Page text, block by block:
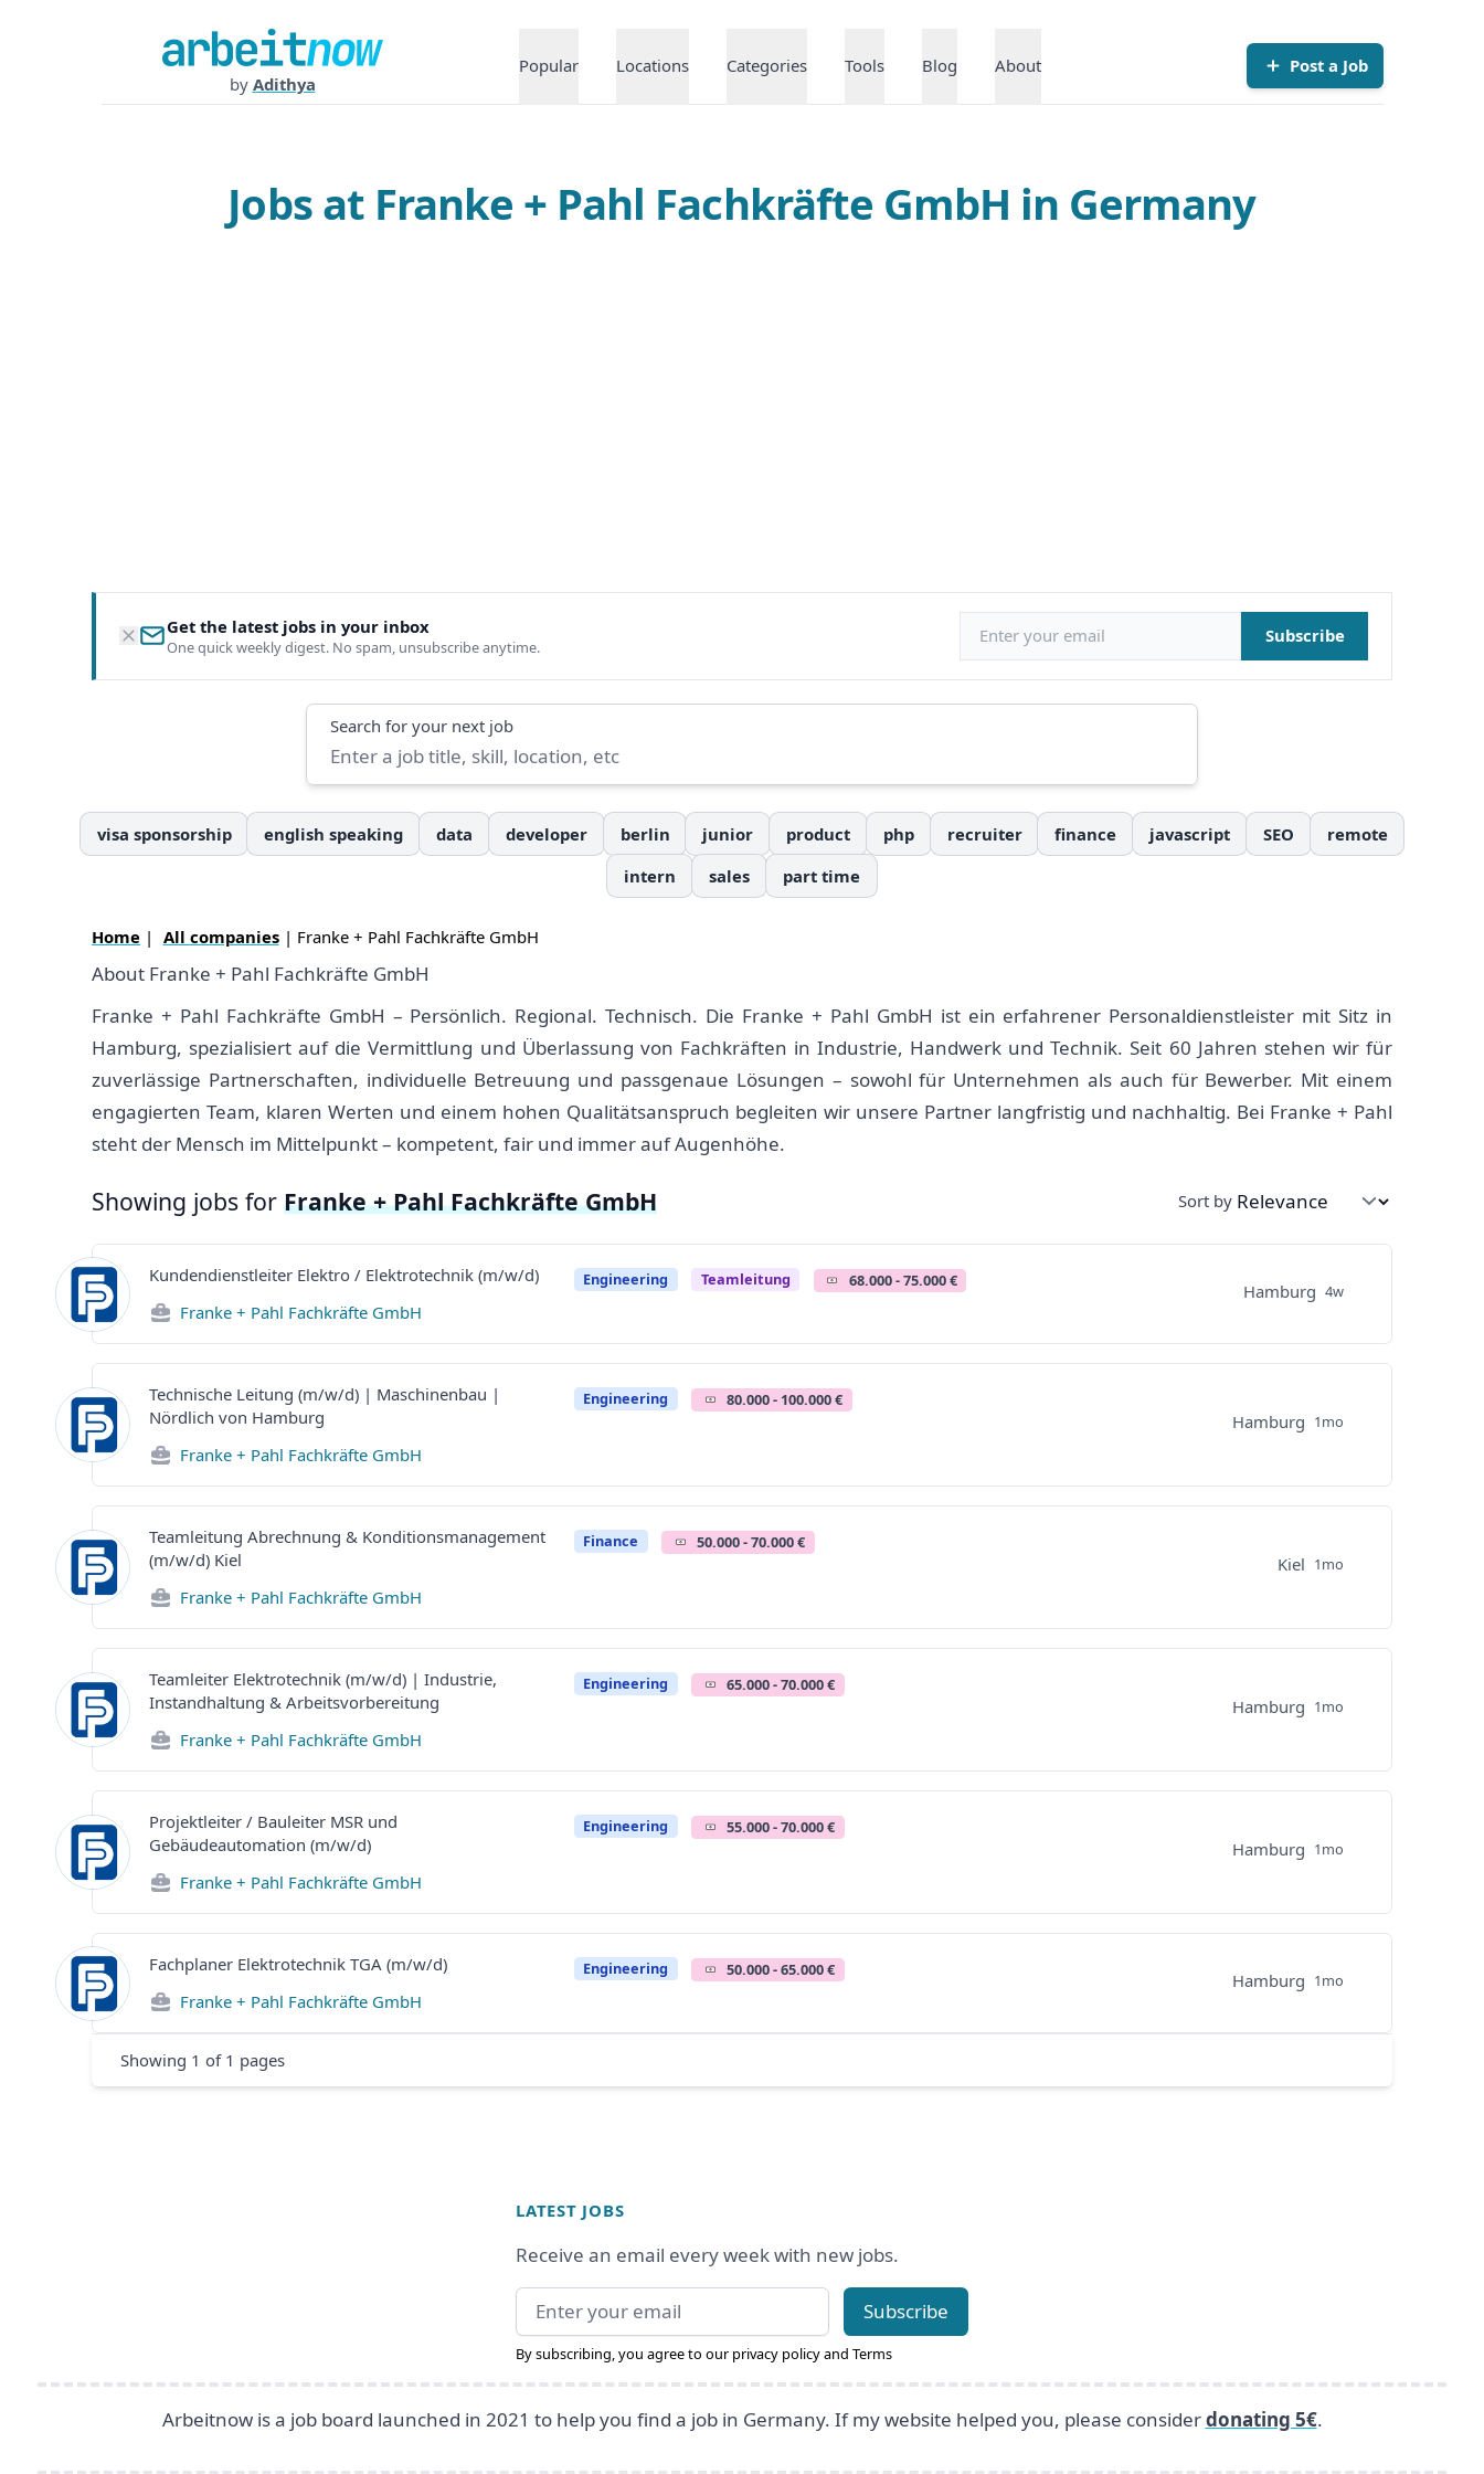
by Adithya
Popular Locations Categories Tools Blog About Post a Job
Jobs at Franke + Pahl Fachkräfte GmbH in Germany
Get the latest jobs in your inbox
One quick weekly digest. No spam, unsubscribe anytime.
Subscribe
Search for your next job
visa sponsorship english speaking data developer berlin junior product php recruiter finance javascript SEO
remote
intern
sales part time
Home | All companies| Franke + Pahl Fachkräfte GmbH
About Franke + Pahl Fachkräfte GmbH
Franke + Pahl Fachkräfte GmbH – Persönlich. Regional. Technisch. Die Franke + Pahl GmbH ist ein erfahrener Personaldienstleister mit Sitz in
Hamburg, spezialisiert auf die Vermittlung und Überlassung von Fachkräften in Industrie, Handwerk und Technik. Seit 60 Jahren stehen wir für
zuverlässige Partnerschaften, individuelle Betreuung und passgenaue Lösungen – sowohl für Unternehmen als auch für Bewerber. Mit einem
engagierten Team, klaren Werten und einem hohen Qualitätsanspruch begleiten wir unsere Partner langfristig und nachhaltig. Bei Franke + Pahl
steht der Mensch im Mittelpunkt – kompetent, fair und immer auf Augenhöhe.
Showing jobs for Franke + Pahl Fachkräfte GmbH Sort by
Kundendienstleiter Elektro / Elektrotechnik (m/w/d)
Franke + Pahl Fachkräfte GmbH
Engineering Teamleitung 68.000 - 75.000 €
Hamburg 4w
Technische Leitung (m/w/d) | Maschinenbau |
Nördlich von Hamburg
Franke + Pahl Fachkräfte GmbH
Engineering 80.000 - 100.000 €
Hamburg 1mo
Teamleitung Abrechnung & Konditionsmanagement
(m/w/d) Kiel
Franke + Pahl Fachkräfte GmbH
Finance 50.000 - 70.000 €
Kiel 1mo
Teamleiter Elektrotechnik (m/w/d) | Industrie,
Instandhaltung & Arbeitsvorbereitung
Franke + Pahl Fachkräfte GmbH
Engineering 65.000 - 70.000 €
Hamburg 1mo
Projektleiter / Bauleiter MSR und
Gebäudeautomation (m/w/d)
Franke + Pahl Fachkräfte GmbH
Engineering 55.000 - 70.000 €
Hamburg 1mo
Fachplaner Elektrotechnik TGA (m/w/d)
Franke + Pahl Fachkräfte GmbH
Engineering 50.000 - 65.000 €
Hamburg 1mo
Showing 1 of 1 pages
LATEST JOBS
Receive an email every week with new jobs.
Email address
Subscribe
By subscribing, you agree to our privacy policyandTerms
Arbeitnow is a job board launched in 2021 to help you find a job in Germany. If my website helped you, please considerdonating 5€.